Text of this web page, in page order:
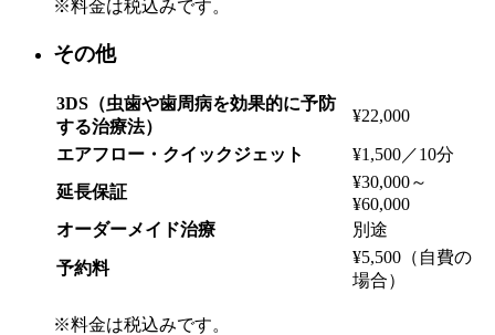
※料金は税込みです。
その他
3DS（虫歯や歯周病を効果的に予防
する治療法）
¥22,000
エアフロー・クイックジェット
¥1,500／10分
延長保証
¥30,000～
¥60,000
オーダーメイド治療
別途
予約料
¥5,500（自費の
場合）
※料金は税込みです。